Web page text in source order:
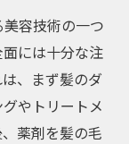
容技術の一つ
には十分な注
、まず髪のダ
やトリートメ
薬剤を髪の毛